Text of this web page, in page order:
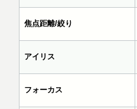
焦点距離/絞り
アイリス
フォーカス